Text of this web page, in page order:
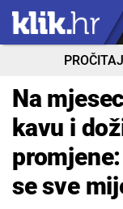
Na
kavu i
se sve